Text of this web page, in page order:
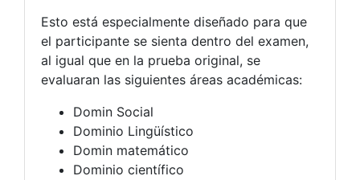
Esto está especialmente diseñado para que
el participante se sienta dentro del examen,
al igual que en la prueba original, se
evaluaran las siguientes áreas académicas:
Domin Social
Dominio Lingüístico
Domin matemático
Dominio científico